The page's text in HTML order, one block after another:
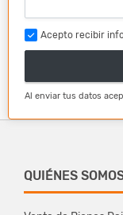
Acepto recibir
Al enviar tus datos
QUIÉNES